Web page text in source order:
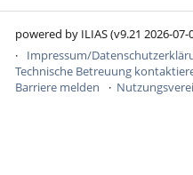
powered by ILIAS (v9.21 2026-07-
Impressum/
Technische Betreuung
Barriere melden